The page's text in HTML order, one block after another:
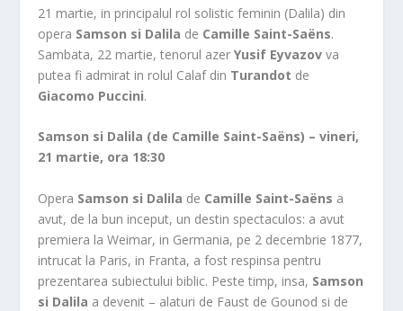
21 martie, in principalul rol solistic feminin (Dalila) din
opera Samson si Dalila de Camille Saint-Saëns.
Sambata, 22 martie, tenorul azerYusif Eyvazov va
putea fi admirat in rolul Calaf din Turandot de
Giacomo Puccini.
Samson si Dalila (de Camille Saint-Saëns) – vineri,
21 martie, ora 18:30
Opera Samson si Dalila de Camille Saint-Saëns a
avut, de la bun inceput, un destin spectaculos: a avut
premiera la Weimar, in Germania, pe 2 decembrie 1877,
intrucat la Paris, in Franta, a fost respinsa pentru
prezentarea subiectului biblic. Peste timp, insa, Samson
si Dalila a devenit – alaturi de Faust de Gounod si de